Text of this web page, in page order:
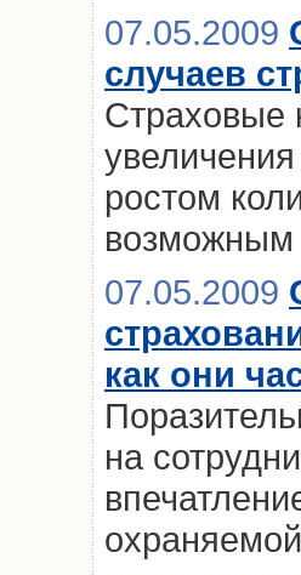
07.05.2009
случаев
Страховые
ростом
возможным
07.05.2009
как они
на